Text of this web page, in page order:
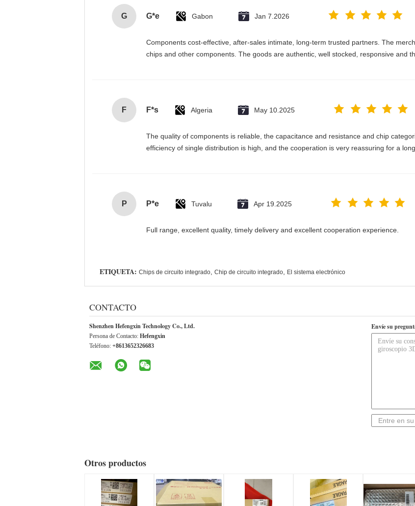
G G*e Gabon Jan 7.2026
Components cost-effective, after-sales intimate, long-term trusted partners. The
chips and other components. The goods are authentic, well stocked, responsive and
F F*s Algeria May 10.2025
The quality of components is reliable, the capacitance and resistance and chip
efficiency of single distribution is high, and the cooperation is very reassuring for a
P P*e Tuvalu Apr 19.2025
Full range, excellent quality, timely delivery and excellent cooperation experience.
ETIQUETA: Chips de circuito integrado Chip de circuito integrado El sistema electrónico
CONTACTO
Shenzhen Hefengxin Technology Co., Ltd.
Persona de Contacto: Hefengxin
Teléfono: +8613652326683
Envíe su
Otros productos